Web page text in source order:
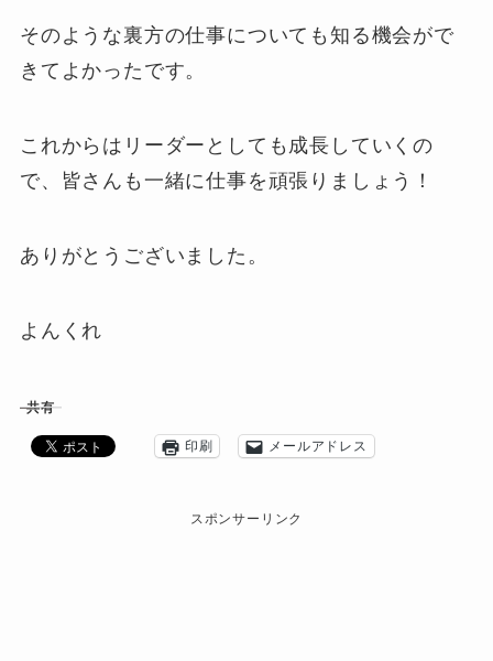
そのような裏方の仕事についても知る機会がで
きてよかったです。
これからはリーダーとしても成長していくの
で、皆さんも一緒に仕事を頑張りましょう！
ありがとうございました。
よんくれ
共有
印刷 メールアドレス
スポンサーリンク